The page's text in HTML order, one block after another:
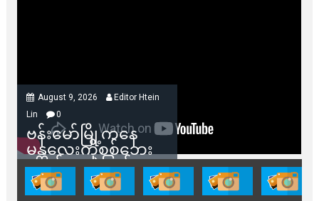
August 9, 2026
Editor Htein
Lin
0
ဗန်းမော်မြို့ကနေ
မန္တလေးကိုစစ်ဘေး
ရှောင်နေတဲ့ပြည်သူ
တွေအတွက် ရှမ်းနီ
အဖွဲ့တွေက ထောက်ပံ့